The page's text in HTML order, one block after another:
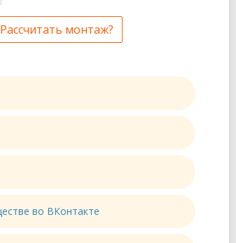
Рассчитать монтаж?
во ВКонтакте